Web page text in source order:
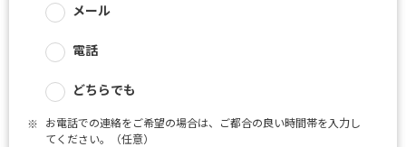
メール
電話
どちらでも
※ お電話での連絡をご希望の場合は、ご都合の良い時間帯を入力し
てください。（任意）